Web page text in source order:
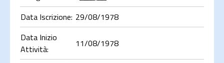
Data Iscrizione: 29/08/1978
Data Inizio
Attività:
11/08/1978